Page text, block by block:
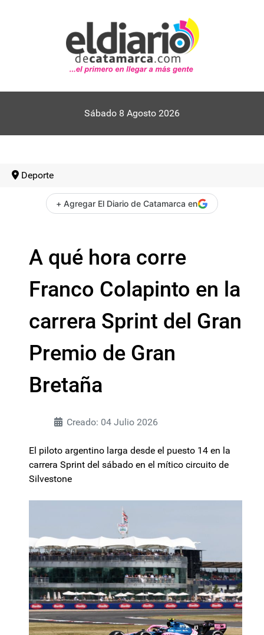
Sábado 8 Agosto 2026
Deporte
+ Agregar El Diario de Catamarca en
A qué hora corre
Franco Colapinto en la
carrera Sprint del Gran
Premio de Gran
Bretaña
Creado: 04 Julio 2026
El piloto argentino larga desde el puesto 14 en la
carrera Sprint del sábado en el mítico circuito de
Silvestone